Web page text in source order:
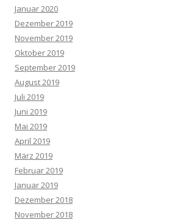
Januar 2020
Dezember 2019
November 2019
Oktober 2019
September 2019
August 2019
Juli 2019
Juni 2019
Mai 2019
April 2019
März 2019
Februar 2019
Januar 2019
Dezember 2018
November 2018